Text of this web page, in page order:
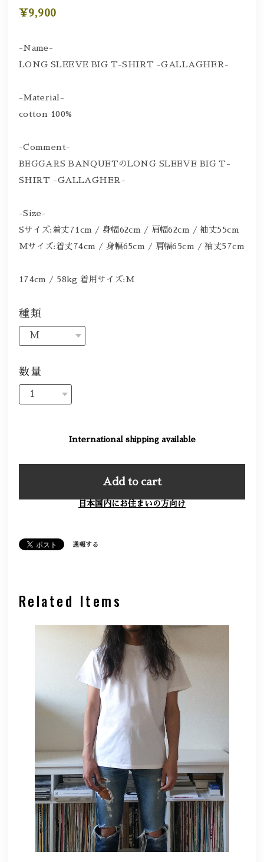
¥9,900
-Name-
LONG SLEEVE BIG T-SHIRT -GALLAGHER-
-Material-
cotton 100%
-Comment-
BEGGARS BANQUETのLONG SLEEVE BIG T-
SHIRT -GALLAGHER-
-Size-
Sサイズ:着丈71cm / 身幅62cm / 肩幅62cm / 袖丈55cm
Mサイズ:着丈74cm / 身幅65cm / 肩幅65cm / 袖丈57cm
174cm / 58kg 着用サイズ:M
種類
数量
International shipping available
Add to cart
日本国内にお住まいの方向け
通報する
Related Items